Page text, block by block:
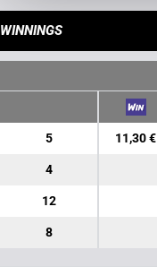
WINNINGS
5 11,30 €
4
12
8